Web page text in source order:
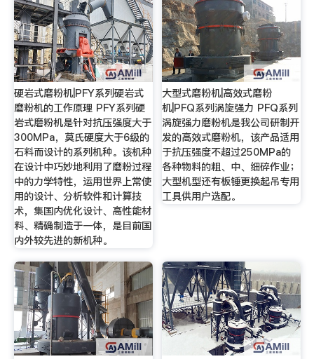
硬岩式磨粉机|PFY系列硬岩式
磨粉机的工作原理 PFY系列硬
岩式磨粉机是针对抗压强度大于
300MPa，莫氏硬度大于6级的
石料而设计的系列机种。该机种
在设计中巧妙地利用了磨粉过程
中的力学特性，运用世界上常使
用的设计、分析软件和计算技
术，集国内优化设计、高性能材
料、精确制造于一体，是目前国
内外较先进的新机种。
大型式磨粉机|高效式磨粉
机|PFQ系列涡旋强力 PFQ系列
涡旋强力磨粉机是我公司研制开
发的高效式磨粉机，该产品适用
于抗压强度不超过250MPa的
各种物料的粗、中、细碎作业；
大型机型还有板锤更换起吊专用
工具供用户选配。